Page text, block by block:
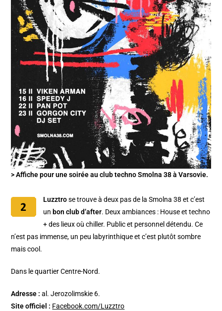
> Affiche pour une soirée au club techno Smolna 38 à Varsovie.
Luzztrose trouve à deux pas de la Smolna 38 et c’est
un bon club d’after. Deux ambiances : House et techno
+ des lieux où chiller. Public et personnel détendu. Ce
n’est pas immense, un peu labyrinthique et c’est plutôt sombre
mais cool.
Dans le quartier Centre-Nord.
Adresse : al. Jerozolimskie 6.
Site officiel : Facebook.com/Luzztro